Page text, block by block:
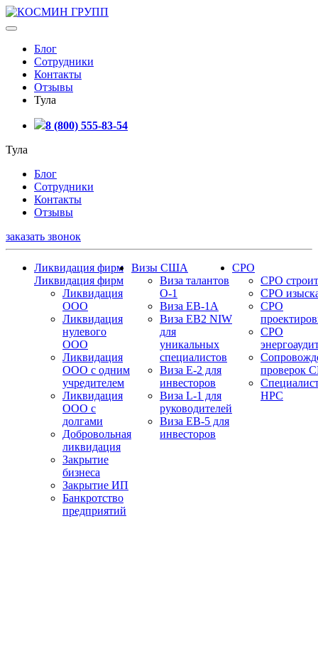
Блог
Сотрудники
Контакты
Отзывы
Тула
8 (800) 555-83-54
Тула
Блог
Сотрудники
Контакты
Отзывы
заказать звонок
Ликвидация фирм
Ликвидация фирм
Ликвидация
ООО
Ликвидация
нулевого
ООО
Ликвидация
ООО с одним
учредителем
Ликвидация
ООО с
долгами
Добровольная
ликвидация
Закрытие
бизнеса
Закрытие ИП
Банкротство
предприятий
Визы США
Виза талантов
О-1
Виза EB-1A
Виза EB2 NIW
для
уникальных
специалистов
Виза E-2 для
инвесторов
Виза L-1 для
руководителей
Виза EB-5 для
инвесторов
СРО
СРО
СРО
СРО
СРО
проверок
НРС